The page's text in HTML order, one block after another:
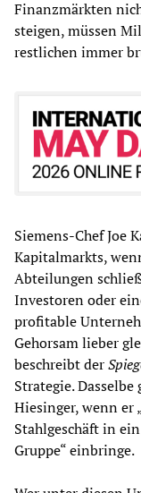
Finanzmärkten
steigen, müssen
restlichen immer
Siemens-Chef Joe
Kapitalmarkts,
Abteilungen
Investoren oder
profitable
Gehorsam lieber
beschreibt der
Strategie.
Hiesinger, wenn er
Stahlgeschäft in
Gruppe“ einbringe.